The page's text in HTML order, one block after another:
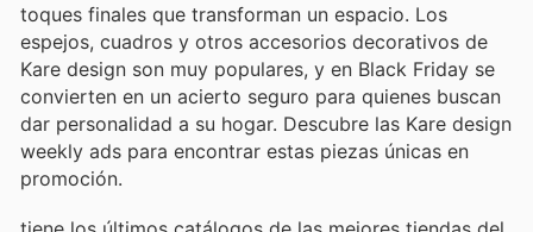
toques finales que transforman un espacio. Los
espejos, cuadros y otros accesorios decorativos de
Kare design son muy populares, y en Black Friday se
convierten en un acierto seguro para quienes buscan
dar personalidad a su hogar. Descubre las Kare design
weekly ads para encontrar estas piezas únicas en
promoción.